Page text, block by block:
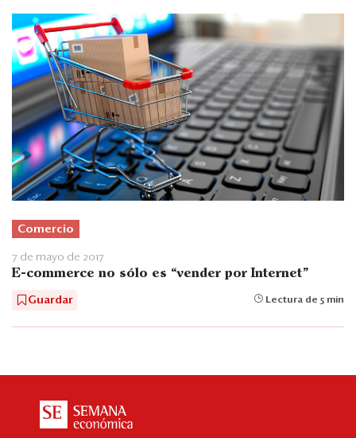
Comercio
7 de mayo de 2017
E-commerce no sólo es “vender por Internet”
Guardar Lectura de 5 min